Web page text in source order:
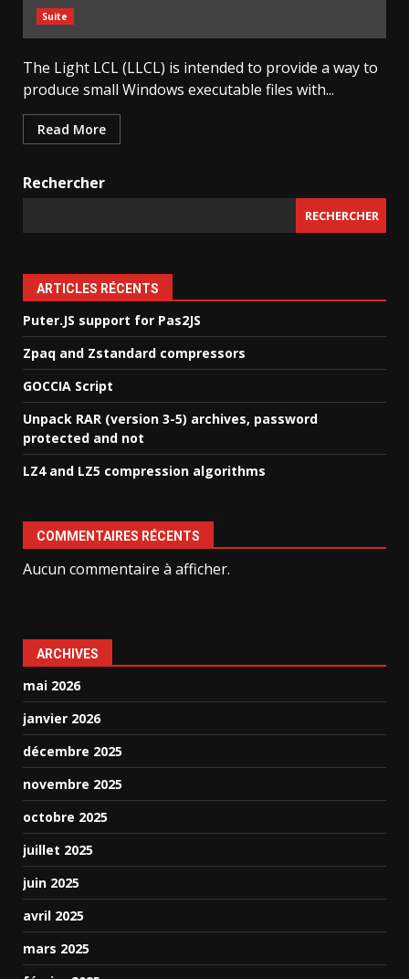
Suite
The Light LCL (LLCL) is intended to provide a way to
produce small Windows executable files with...
Read More
Rechercher
RECHERCHER
ARTICLES RÉCENTS
Puter.JS support for Pas2JS
Zpaq and Zstandard compressors
GOCCIA Script
Unpack RAR (version 3-5) archives, password
protected and not
LZ4 and LZ5 compression algorithms
COMMENTAIRES RÉCENTS
Aucun commentaire à afficher.
ARCHIVES
mai 2026
janvier 2026
décembre 2025
novembre 2025
octobre 2025
juillet 2025
juin 2025
avril 2025
mars 2025